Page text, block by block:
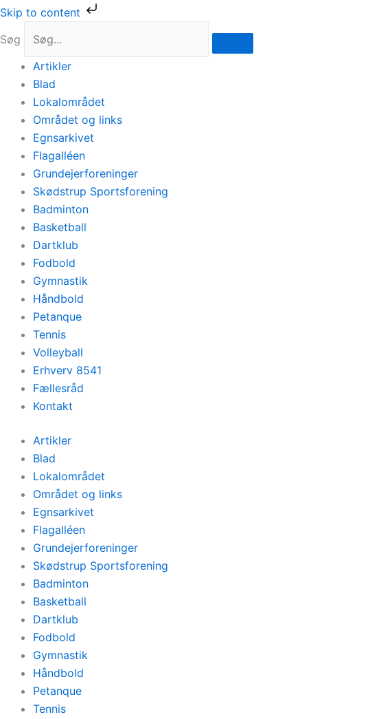
Skip to content
Gå
indholdet
Søg
Artikler
Blad
Lokalområdet
Området og links
Egnsarkivet
Flagalléen
Grundejerforeninger
Skødstrup Sportsforening
Badminton
Basketball
Dartklub
Fodbold
Gymnastik
Håndbold
Petanque
Tennis
Volleyball
Erhverv 8541
Fællesråd
Kontakt
Artikler
Blad
Lokalområdet
Området og links
Egnsarkivet
Flagalléen
Grundejerforeninger
Skødstrup Sportsforening
Badminton
Basketball
Dartklub
Fodbold
Gymnastik
Håndbold
Petanque
Tennis